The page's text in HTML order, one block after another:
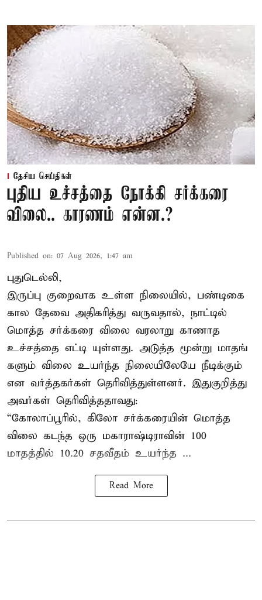
தேசிய செய்திகள்
புதிய உச்சத்தை நோக்கி சர்க்கரை
விலை.. காரணம் என்ன.?
Published on: 07 Aug 2026, 1:47 am
புதுடெல்லி,
இருப்பு குறைவாக உள்ள நிலையில், பண்டிகை
கால தேவை அதிகரித்து வருவதால், நாட்டில்
மொத்த சர்க்கரை விலை வரலாறு காணாத
உச்சத்தை எட்டி யுள்ளது. அடுத்த மூன்று மாதங்
களும் விலை உயர்ந்த நிலையிலேயே நீடிக்கும்
என வர்த்தகர்கள் தெரிவித்துள்ளனர். இதுகுறித்து
அவர்கள் தெரிவித்ததாவது:
“கோலாப்பூரில், கிலோ சர்க்கரையின் மொத்த
விலை கடந்த ஒரு மகாராஷ்டிராவின் 100
மாதத்தில் 10.20 சதவீதம் உயர்ந்த ...
Read More